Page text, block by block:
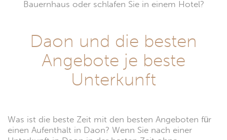
Bauernhaus oder schlafen Sie in einem Hotel?
Daon und die besten
Angebote je beste
Unterkunft
Was ist die beste Zeit mit den besten Angeboten für
einen Aufenthalt in Daon? Wenn Sie nach einer